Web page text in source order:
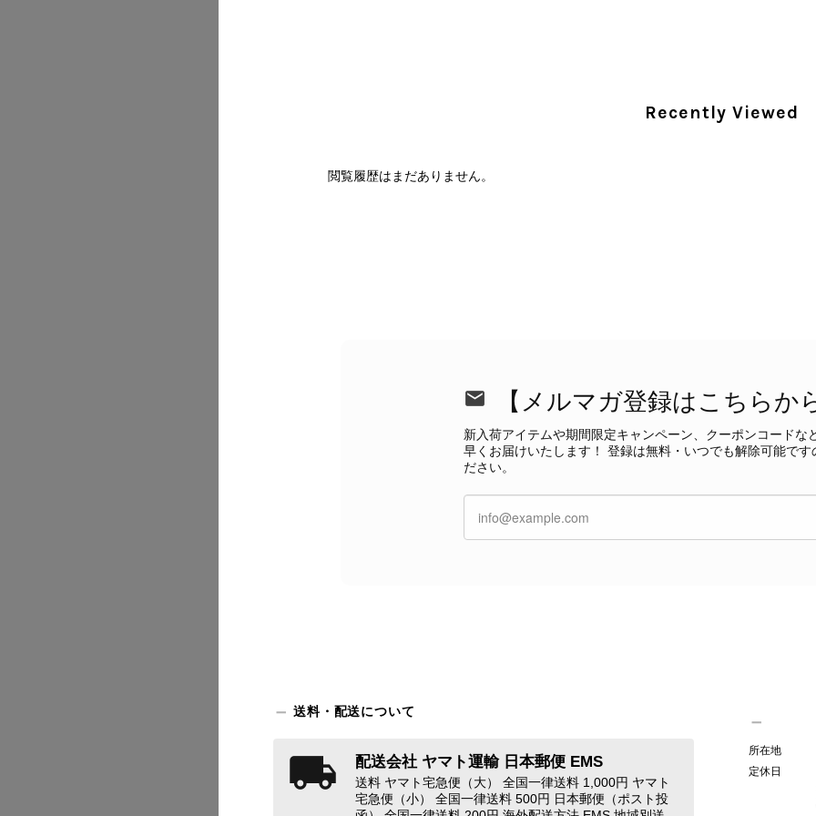
この度も当店をご利用いただき、そして心温ま
て見つけたカラーとデザイン」とのお言葉や、
ご紹介できるよう努めてまいりますので、また
す。 またご縁がございましたら、ぜひよろしく
Christian Dior クリスチャン ディオール ショルダーバッグ ブラック ロゴ チャーム レザー ミニバッグ vintage ヴィンテージ オールド gpxtra
2026/07/07
発送が早く、商品も画像と一致しており満足です。 素敵な
Recently Viewed
閲覧履歴はまだありません。
【メルマガ登録はこちらか
新入荷アイテムや期間限定キャンペーン、クーポンコードな
早くお届けいたします！ 登録は無料・いつでも解除可能です
ださい。
送料・配送について
配送会社 ヤマト運輸 日本郵便 EMS
送料 ヤマト宅急便（大） 全国一律送料 1,000円 ヤマト
宅急便（小） 全国一律送料 500円 日本郵便（ポスト投
所在地
定休日